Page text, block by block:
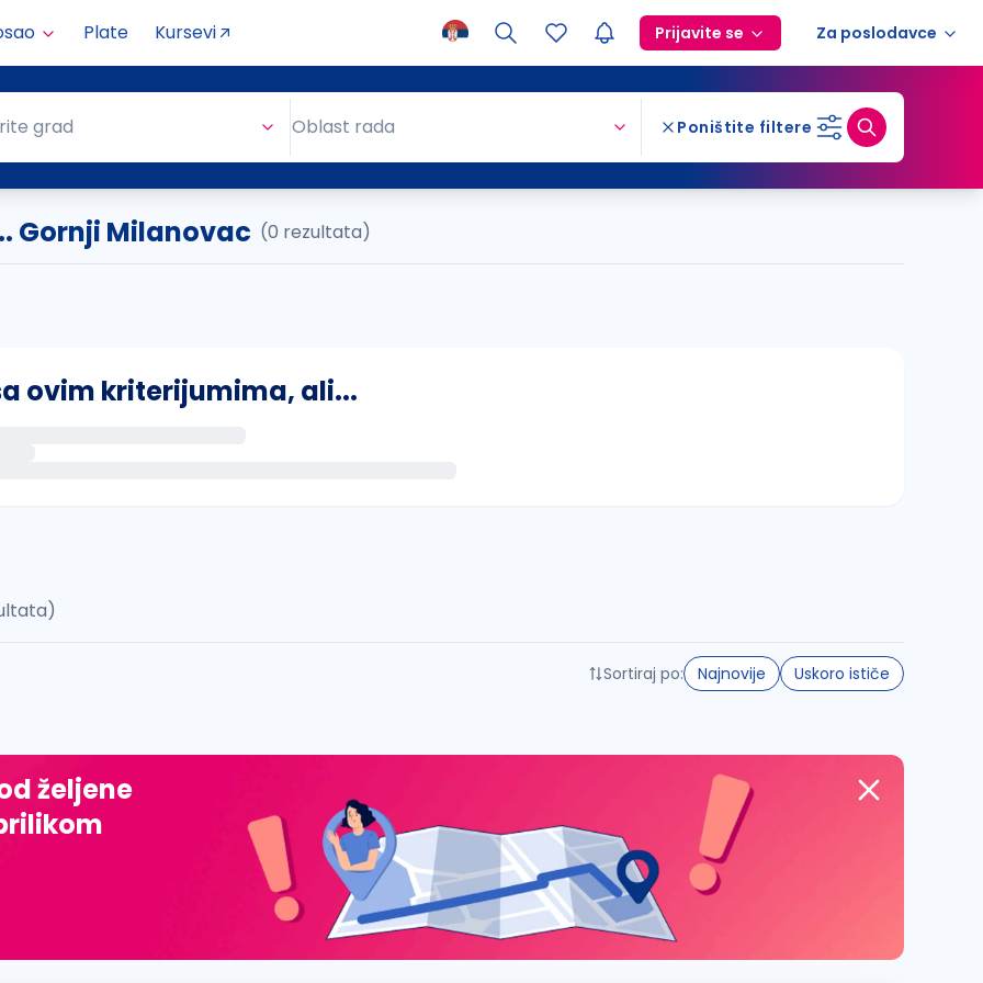
Plate Kursevi Prijavite se Za poslodavce
grad Oblast rada Poništite filtere
Gornji Milanovac (0 rezultata)
ovim kriterijumima, ali...
đ, ž, dž)
Sortiraj po: Najnovije Uskoro ističe
željene